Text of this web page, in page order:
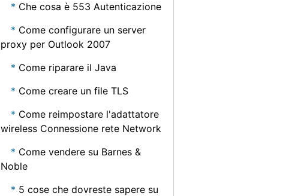
Che cosa è 553 Autenticazione
Come configurare un server
proxy per Outlook 2007
Come riparare il Java
Come creare un file TLS
Come reimpostare l'adattatore
wireless Connessione rete Network
Come vendere su Barnes &
Noble
5 cose che dovreste sapere su